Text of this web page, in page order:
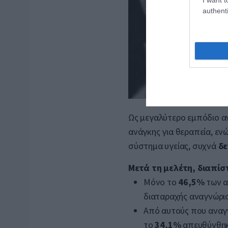
Ως μεγαλύτερο εμπόδιο
ανάγκης για θεραπεία,
σύστημα υγείας, συχνά
Μετά τη μελέτη,
Μόνο το 46,5%των
διαταραχής
Από αυτούς που
το34,1%